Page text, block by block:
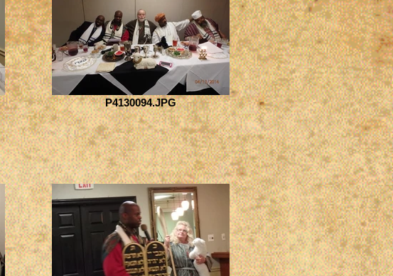
P4130094.JPG